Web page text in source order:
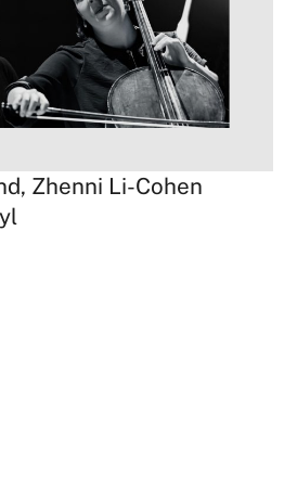
Zhenni Li-Cohen